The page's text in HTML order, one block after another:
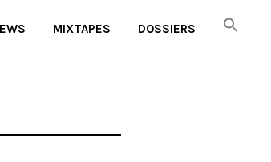
MIXTAPES DOSSIERS